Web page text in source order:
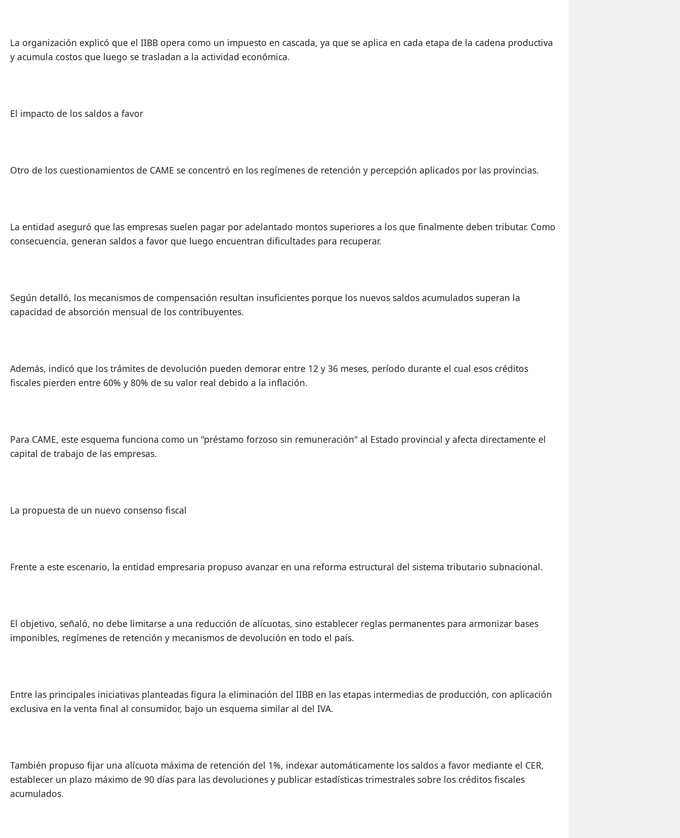
La organización explicó que el IIBB opera como un impuesto en cascada, ya que se aplica en cada etapa de la cadena productiva
y acumula costos que luego se trasladan a la actividad económica.
El impacto de los saldos a favor
Otro de los cuestionamientos de CAME se concentró en los regímenes de retención y percepción aplicados por las provincias.
La entidad aseguró que las empresas suelen pagar por adelantado montos superiores a los que finalmente deben tributar. Como
consecuencia, generan saldos a favor que luego encuentran dificultades para recuperar.
Según detalló, los mecanismos de compensación resultan insuficientes porque los nuevos saldos acumulados superan la
capacidad de absorción mensual de los contribuyentes.
Además, indicó que los trámites de devolución pueden demorar entre 12 y 36 meses, período durante el cual esos créditos
fiscales pierden entre 60% y 80% de su valor real debido a la inflación.
Para CAME, este esquema funciona como un "préstamo forzoso sin remuneración" al Estado provincial y afecta directamente el
capital de trabajo de las empresas.
La propuesta de un nuevo consenso fiscal
Frente a este escenario, la entidad empresaria propuso avanzar en una reforma estructural del sistema tributario subnacional.
El objetivo, señaló, no debe limitarse a una reducción de alícuotas, sino establecer reglas permanentes para armonizar bases
imponibles, regímenes de retención y mecanismos de devolución en todo el país.
Entre las principales iniciativas planteadas figura la eliminación del IIBB en las etapas intermedias de producción, con aplicación
exclusiva en la venta final al consumidor, bajo un esquema similar al del IVA.
También propuso fijar una alícuota máxima de retención del 1%, indexar automáticamente los saldos a favor mediante el CER,
establecer un plazo máximo de 90 días para las devoluciones y publicar estadísticas trimestrales sobre los créditos fiscales
acumulados.